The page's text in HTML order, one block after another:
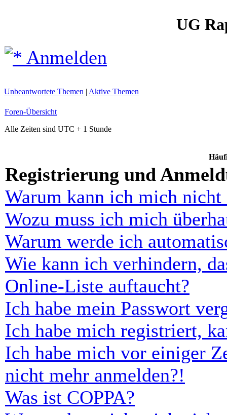
UG
Anmelden
Unbeantwortete Themen | Aktive Themen
Foren-Übersicht
Alle Zeiten sind UTC + 1 Stunde
Registrierung und
Warum kann ich mich nicht
Wozu muss ich mich
Warum werde ich
Wie kann ich verhindern,
Online-Liste auftaucht?
Ich habe mein Passwort
Ich habe mich registriert,
Ich habe mich vor einiger
nicht mehr anmelden?!
Was ist COPPA?